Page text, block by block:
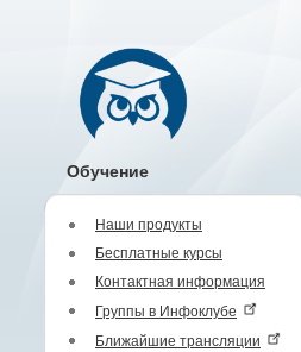
Обучение
Наши продукты
Бесплатные курсы
Контактная информация
Группы в Инфоклубе
Ближайшие трансляции